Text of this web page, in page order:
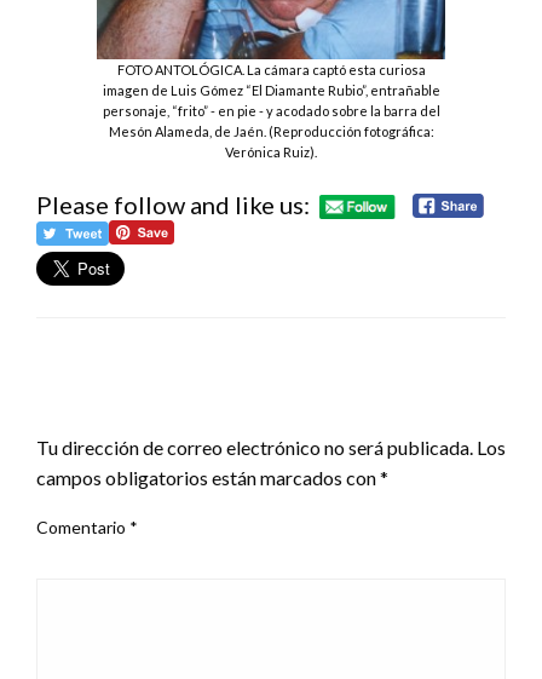
FOTO ANTOLÓGICA. La cámara captó esta curiosa
imagen de Luis Gómez “El Diamante Rubio”, entrañable
personaje, “frito” - en pie - y acodado sobre la barra del
Mesón Alameda, de Jaén. (Reproducción fotográfica:
Verónica Ruiz).
Please follow and like us:
Tu dirección de correo electrónico no será publicada. Los
campos obligatorios están marcados con*
Comentario *